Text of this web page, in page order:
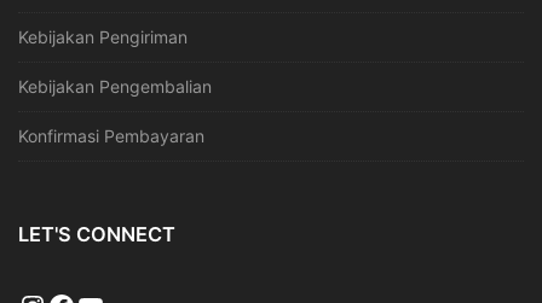
Kebijakan Pengiriman
Kebijakan Pengembalian
Konfirmasi Pembayaran
LET'S CONNECT